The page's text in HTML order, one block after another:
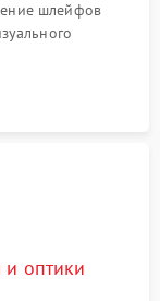
шлейфов
контроллера,
моторов на
и оптики